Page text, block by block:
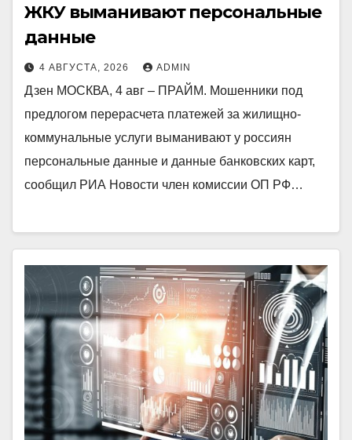
ЖКУ выманивают персональные
данные
4 АВГУСТА, 2026 ADMIN
Дзен МОСКВА, 4 авг – ПРАЙМ. Мошенники под
предлогом перерасчета платежей за жилищно-
коммунальные услуги выманивают у россиян
персональные данные и данные банковских карт,
сообщил РИА Новости член комиссии ОП РФ…